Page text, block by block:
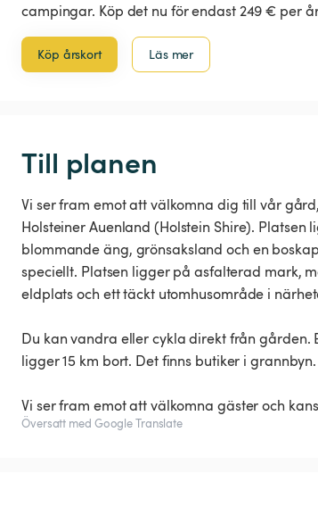
campingar. Köp det nu för endast 249 € per
Köp årskort Läs mer
Till planen
Vi ser fram emot att välkomna dig till vår
Holsteiner Auenland (Holstein Shire).
blommande äng, grönsaksland och en
speciellt. Platsen ligger på asfalterad mark,
eldplats och ett täckt utomhusområde i
Du kan vandra eller cykla direkt från gården.
ligger 15 km bort. Det finns butiker i grannbyn.
Vi ser fram emot att välkomna gäster och
Översatt med Google Translate